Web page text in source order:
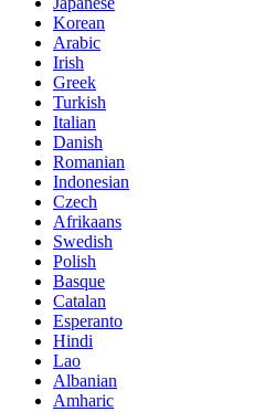
Korean
Arabic
Irish
Greek
Turkish
Italian
Danish
Romanian
Indonesian
Czech
Afrikaans
Swedish
Polish
Basque
Catalan
Esperanto
Hindi
Lao
Albanian
Amharic